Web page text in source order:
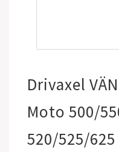
Drivaxel
Moto 500/
520/525/625